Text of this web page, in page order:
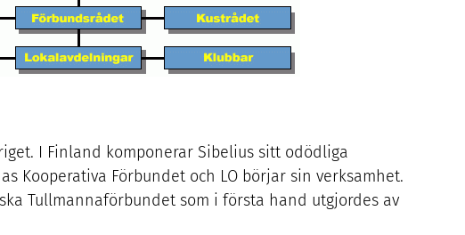
I Finland komponerar Sibelius sitt odödliga
Kooperativa Förbundet och LO börjar sin verksamhet.
Tullmannaförbundet som i första hand utgjordes av